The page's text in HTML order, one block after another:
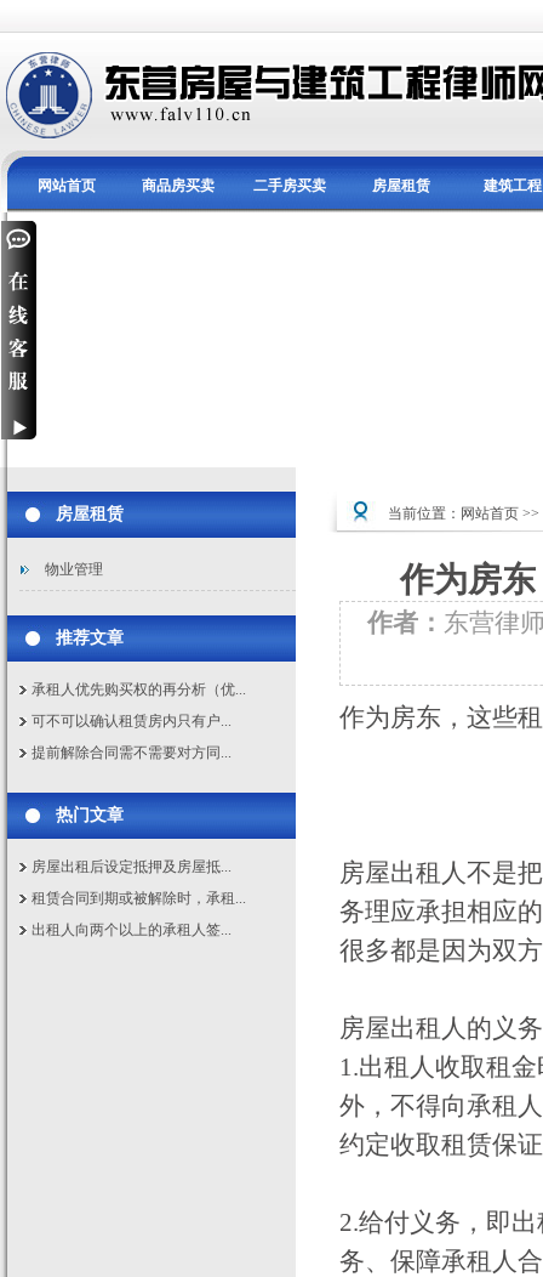
网站首页 商品房买卖 二手房买卖 房屋租赁 建筑工程
房屋租赁
物业管理
推荐文章
承租人优先购买权的再分析（优...
可不可以确认租赁房内只有户...
提前解除合同需不需要对方同...
热门文章
房屋出租后设定抵押及房屋抵...
租赁合同到期或被解除时，承租...
出租人向两个以上的承租人签...
当前位置： 网站首页 >>
作为房
作者： 东营
作为房东，这些
房屋出租人不是
务理应承担相应
很多都是因为双
房屋出租人的义务
1.出租人收取租
外，不得向承租
约定收取租赁保
2.给付义务，即
务、保障承租人